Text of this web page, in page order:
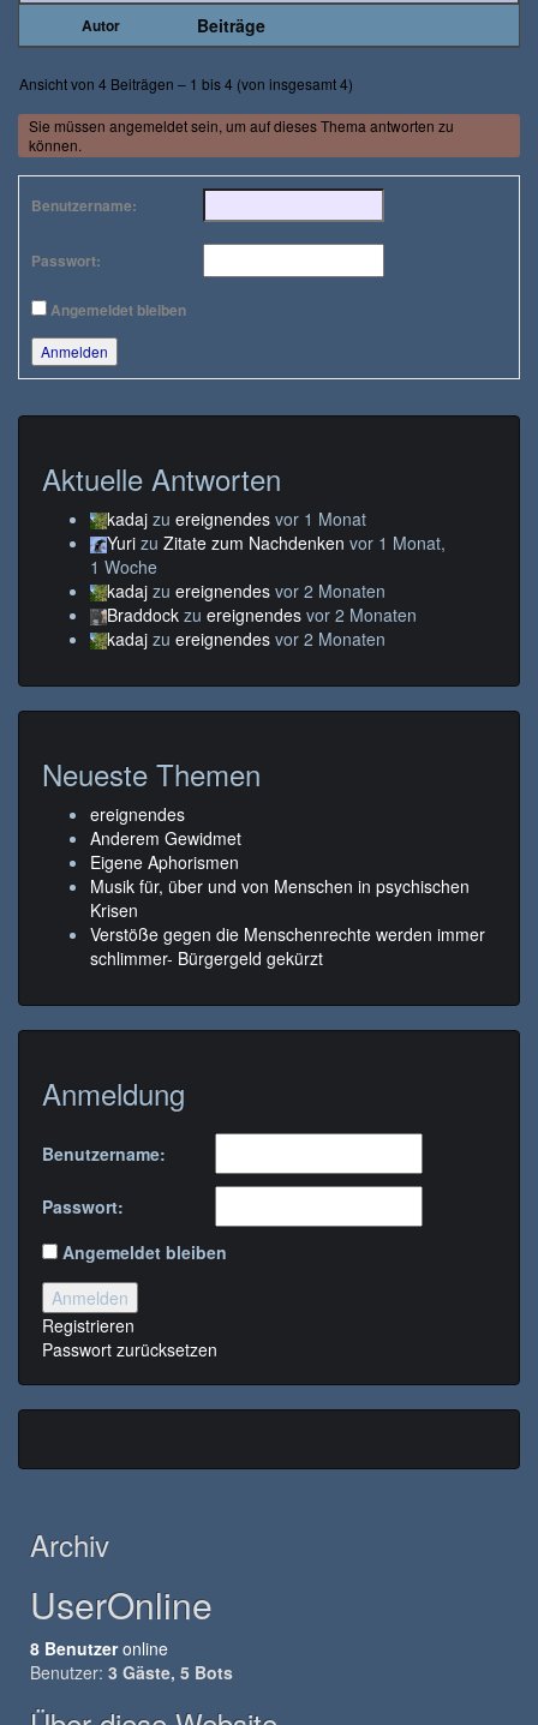
Autor Beiträge
Ansicht von 4 Beiträgen – 1 bis 4 (von insgesamt 4)
Sie müssen angemeldet sein, um auf dieses Thema antworten zu
können.
Benutzername:
Passwort:
Angemeldet bleiben
Anmelden
Aktuelle Antworten
kadaj zu ereignendes vor 1 Monat
Yuri zu Zitate zum Nachdenken vor 1 Monat,
1 Woche
kadaj zu ereignendes vor 2 Monaten
Braddock zu ereignendes vor 2 Monaten
kadaj zu ereignendes vor 2 Monaten
Neueste Themen
ereignendes
Anderem Gewidmet
Eigene Aphorismen
Musik für, über und von Menschen in psychischen
Krisen
Verstöße gegen die Menschenrechte werden immer
schlimmer- Bürgergeld gekürzt
Anmeldung
Benutzername:
Passwort:
Angemeldet bleiben
Anmelden
Registrieren
Passwort zurücksetzen
Archiv
UserOnline
8 Benutzeronline
Benutzer: 3 Gäste, 5 Bots